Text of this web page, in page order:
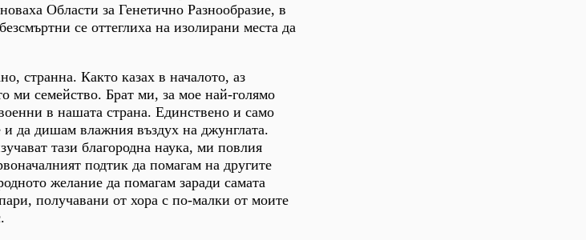
Области за Генетично Разнообразие, в
се оттеглиха на изолирани места да
странна. Както казах в началото, аз
ми семейство. Брат ми, за мое най-голямо
в нашата страна. Единствено и само
да дишам влажния въздух на джунглата.
тази благородна наука, ми повлия
подтик да помагам на другите
желание да помагам заради самата
получавани от хора с по-малки от моите